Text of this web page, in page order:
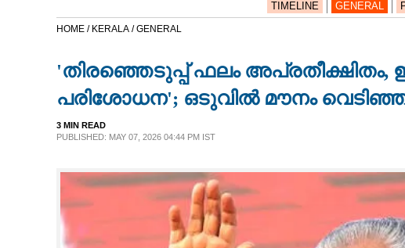
CASE DIARY
TIMELINE GENERAL
HOME / KERALA /GENERAL
'തിരഞ്ഞെടുപ്പ് ഫലം
പരിശോധന'; ഒടുവിൽ മൗനം വെടിഞ്ഞ്
3 MIN READ
PUBLISHED: MAY 07, 2026 04:44 PM IST